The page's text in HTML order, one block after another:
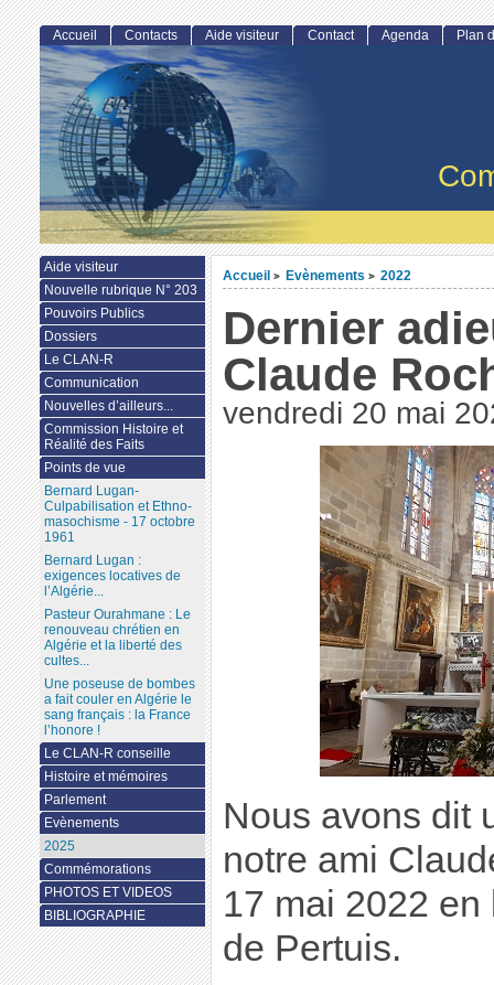
Accueil > Evènements > 2022
Dernier
Claude
vendredi 20 mai
Nous avons dit
notre ami
17 mai 2022 en
de Pertuis.
Accueil Contacts Aide visiteur Contact Agenda Plan
Aide visiteur
Nouvelle rubrique N° 203
Pouvoirs Publics
Dossiers
Le CLAN-R
Communication
Nouvelles d’ailleurs...
Commission Histoire et
Réalité des Faits
Points de vue
Bernard Lugan-
Culpabilisation et Ethno-
masochisme - 17 octobre
1961
Bernard Lugan :
exigences locatives de
l’Algérie...
Pasteur Ourahmane : Le
renouveau chrétien en
Algérie et la liberté des
cultes...
Une poseuse de bombes
a fait couler en Algérie le
sang français : la France
l’honore !
Le CLAN-R conseille
Histoire et mémoires
Parlement
Evènements
2025
Commémorations
PHOTOS ET VIDEOS
BIBLIOGRAPHIE